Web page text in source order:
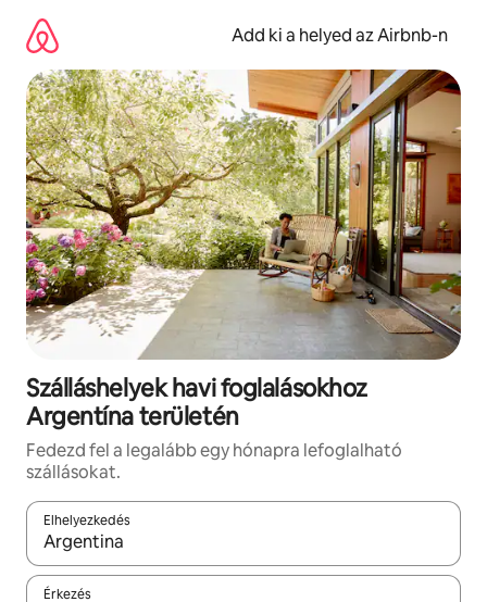
tartalomra
Add ki a helyed az Airbnb-n
Szálláshelyek havi foglalásokhoz
Argentína területén
Fedezd fel a legalább egy hónapra lefoglalható
szállásokat.
Elhelyezkedés
Az eredmények között a felfelé és a lefelé nyíllal
Érkezés